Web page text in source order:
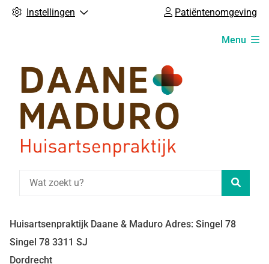
Instellingen Patiëntenomgeving
Menu
Huisartsenpraktijk Daane & Maduro Adres: Singel 78
Singel 78 3311 SJ
Dordrecht